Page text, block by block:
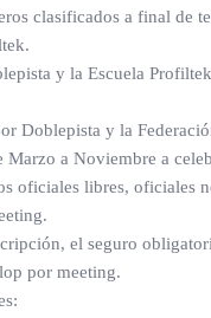
clasificados a final de
y la Escuela
Doblepista y la
Marzo a Noviembre a
oficiales libres, oficiales
el seguro
por meeting.